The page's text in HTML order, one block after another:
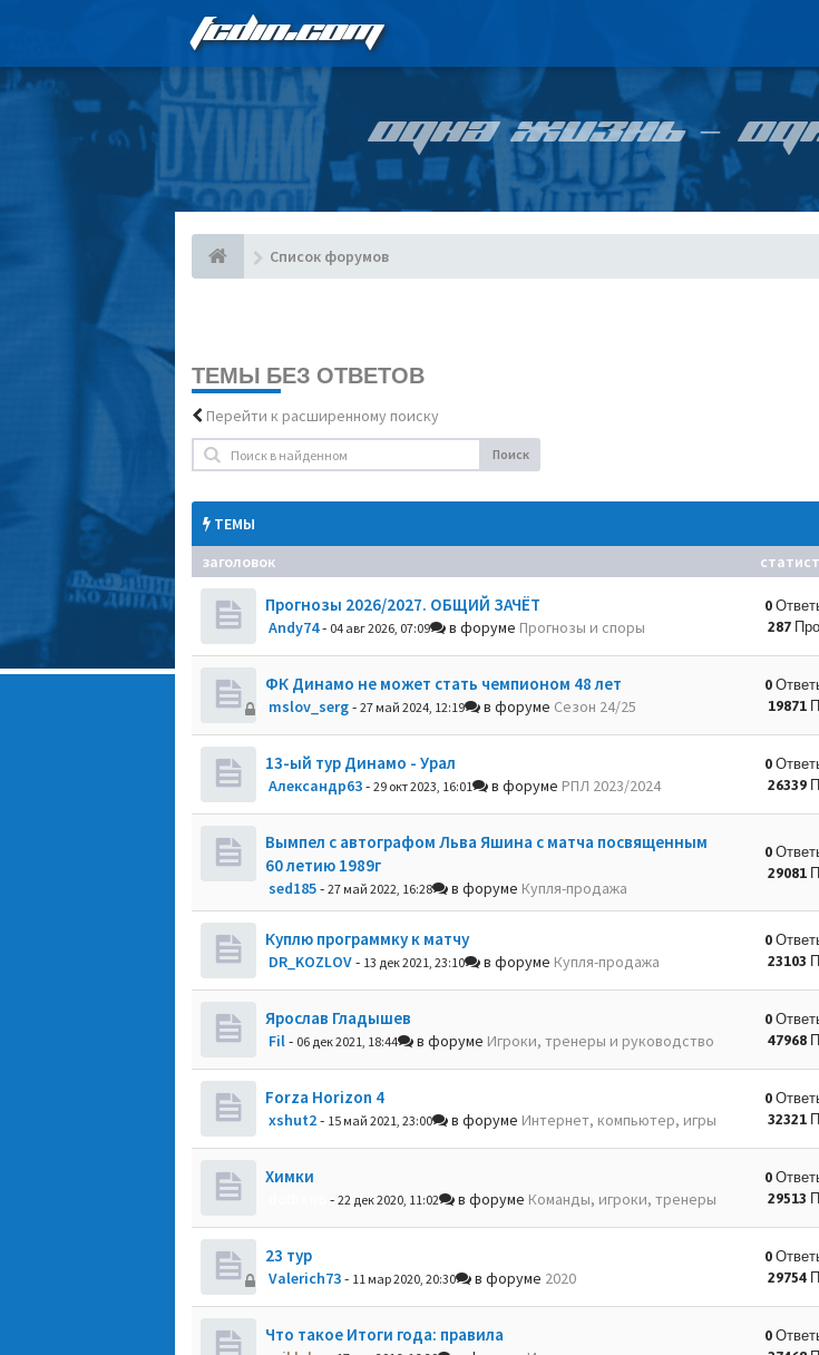
FCDIN.COM
ОДНА ЖИЗНЬ –
Список форумов
ТЕМЫ БЕЗ ОТВЕТОВ
Перейти к расширенному поиску
Поиск
ТЕМЫ
заголовок
Прогнозы 2026/2027. ОБЩИЙ ЗАЧЁТ
Andy74- 04 авг 2026, 07:09 в форуме Прогнозы и споры
0
287
ФК Динамо не может стать чемпионом 48 лет
mslov_serg- 27 май 2024, 12:19 в форуме Сезон 24/25
0
19871
13-ый тур Динамо - Урал
Александр63- 29 окт 2023, 16:01 в форуме РПЛ 2023/2024
0
26339
Вымпел с автографом Льва Яшина с матча посвященным
60 летию 1989г
sed185- 27 май 2022, 16:28 в форуме Купля-продажа
0
29081
Куплю программку к матчу
DR_KOZLOV- 13 дек 2021, 23:10 в форуме Купля-продажа
0
23103
Ярослав Гладышев
Fil- 06 дек 2021, 18:44 в форуме Игроки, тренеры и руководство
0
47968
Forza Horizon 4
xshut2- 15 май 2021, 23:00 в форуме Интернет, компьютер, игры
0
32321
Химки
- 22 дек 2020, 11:02 в форуме Команды, игроки, тренеры
0
29513
23 тур
Valerich73- 11 мар 2020, 20:30 в форуме 2020
0
29754
Что такое Итоги года: правила
0